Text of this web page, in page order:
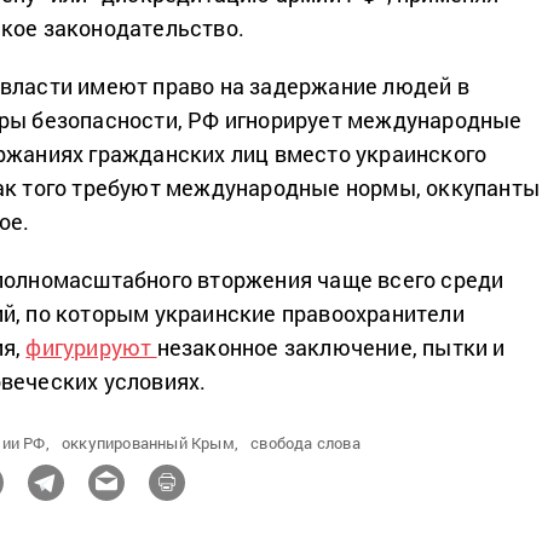
законодательство.
имеют право на задержание людей в
безопасности, РФ игнорирует международные
гражданских лиц вместо украинского
того требуют международные нормы, оккупанты
вторжения чаще всего среди
по которым украинские правоохранители
фигурируют незаконное заключение, пытки и
условиях.
РФ, оккупированный Крым, свобода слова